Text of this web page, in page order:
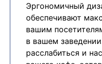
Эргономичный
обеспечивают
вашим
в вашем
расслабиться и